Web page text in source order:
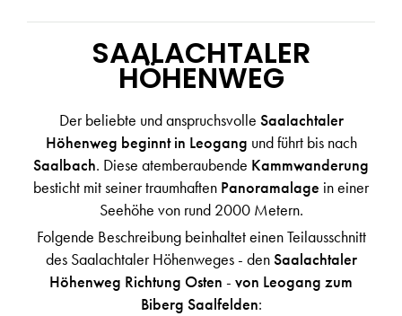
SAALACHTALER
HÖHENWEG
Der beliebte und anspruchsvolle Saalachtaler
Höhenweg beginnt in Leogang und führt bis nach
Saalbach. Diese atemberaubende Kammwanderung
besticht mit seiner traumhaften Panoramalage in einer
Seehöhe von rund 2000 Metern.
Folgende Beschreibung beinhaltet einen Teilausschnitt
des Saalachtaler Höhenweges - denSaalachtaler
Höhenweg Richtung Osten - von Leogang zum
Biberg Saalfelden: